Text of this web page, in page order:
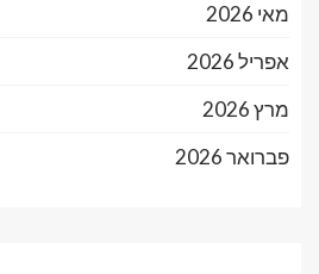
מאי 2026
אפריל 2026
מרץ 2026
פברואר 2026